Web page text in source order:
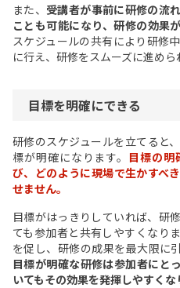
また、 受講者が事前に研修の流
ことも可能になり、研修の効果
スケジュールの共有により研修
に行え、研修をスムーズに進めら
目標を明確にできる
研修のスケジュールを立てると
標が明確になります。 目標の明
び、どのように現場で生かすべ
せません。
目標がはっきりしていれば、研
ても参加者と共有しやすくなり
を促し、研修の成果を最大限に
目標が明確な研修は参加者にと
いてもその効果を発揮しやすくな